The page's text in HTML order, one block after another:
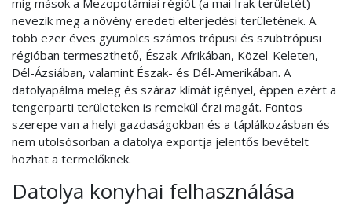
nevezik meg a növény eredeti elterjedési területének. A
több ezer éves gyümölcs számos trópusi és szubtrópusi
régióban termeszthető, Észak-Afrikában, Közel-Keleten,
Dél-Ázsiában, valamint Észak- és Dél-Amerikában. A
datolyapálma meleg és száraz klímát igényel, éppen ezért a
tengerparti területeken is remekül érzi magát. Fontos
szerepe van a helyi gazdaságokban és a táplálkozásban és
nem utolsósorban a datolya exportja jelentős bevételt
hozhat a termelőknek.
Datolya konyhai felhasználása